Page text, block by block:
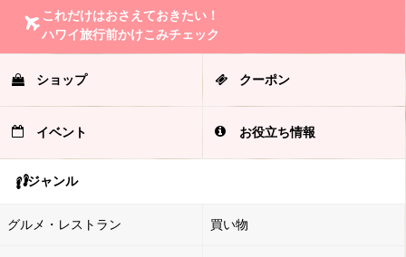
これだけはおさえておきたい！
ハワイ旅行前かけこみチェック
ショップ クーポン
イベント お役立ち情報
ジャンル
グルメ・レストラン 買い物